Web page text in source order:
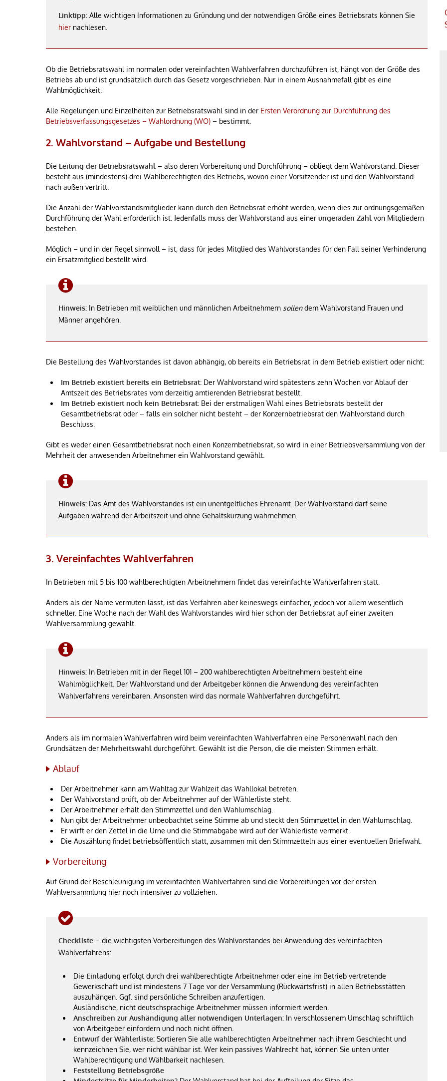
Linktipp: Alle wichtigen Informationen zu Gründung und der notwendigen Größe eines Betriebsrats können Sie
hier nachlesen.
Ob die Betriebsratswahl im normalen oder vereinfachten Wahlverfahren durchzuführen ist, hängt von der Größe des
Betriebs ab und ist grundsätzlich durch das Gesetz vorgeschrieben. Nur in einem Ausnahmefall gibt es eine
Wahlmöglichkeit.
Alle Regelungen und Einzelheiten zur Betriebsratswahl sind in der Ersten Verordnung zur Durchführung des
Betriebsverfassungsgesetzes – Wahlordnung (WO) – bestimmt.
2. Wahlvorstand – Aufgabe und Bestellung
Die Leitung der Betriebsratswahl – also deren Vorbereitung und Durchführung – obliegt dem Wahlvorstand. Dieser
besteht aus (mindestens) drei Wahlberechtigten des Betriebs, wovon einer Vorsitzender ist und den Wahlvorstand
nach außen vertritt.
Die Anzahl der Wahlvorstandsmitglieder kann durch den Betriebsrat erhöht werden, wenn dies zur ordnungsgemäßen
Durchführung der Wahl erforderlich ist. Jedenfalls muss der Wahlvorstand aus einer ungeraden Zahl von Mitgliedern
bestehen.
Möglich – und in der Regel sinnvoll – ist, dass für jedes Mitglied des Wahlvorstandes für den Fall seiner Verhinderung
ein Ersatzmitglied bestellt wird.
Hinweis: In Betrieben mit weiblichen und männlichen Arbeitnehmern sollendem Wahlvorstand Frauen und
Männer angehören.
Die Bestellung des Wahlvorstandes ist davon abhängig, ob bereits ein Betriebsrat in dem Betrieb existiert oder nicht:
Im Betrieb existiert bereits ein Betriebsrat: Der Wahlvorstand wird spätestens zehn Wochen vor Ablauf der
Amtszeit des Betriebsrates vom derzeitig amtierenden Betriebsrat bestellt.
Im Betrieb existiert noch kein Betriebsrat: Bei der erstmaligen Wahl eines Betriebsrats bestellt der
Gesamtbetriebsrat oder – falls ein solcher nicht besteht – der Konzernbetriebsrat den Wahlvorstand durch
Beschluss.
Gibt es weder einen Gesamtbetriebsrat noch einen Konzernbetriebsrat, so wird in einer Betriebsversammlung von der
Mehrheit der anwesenden Arbeitnehmer ein Wahlvorstand gewählt.
Hinweis: Das Amt des Wahlvorstandes ist ein unentgeltliches Ehrenamt. Der Wahlvorstand darf seine
Aufgaben während der Arbeitszeit und ohne Gehaltskürzung wahrnehmen.
3. Vereinfachtes Wahlverfahren
In Betrieben mit 5 bis 100 wahlberechtigten Arbeitnehmern findet das vereinfachte Wahlverfahren statt.
Anders als der Name vermuten lässt, ist das Verfahren aber keineswegs einfacher, jedoch vor allem wesentlich
schneller. Eine Woche nach der Wahl des Wahlvorstandes wird hier schon der Betriebsrat auf einer zweiten
Wahlversammlung gewählt.
Hinweis: In Betrieben mit in der Regel 101 – 200 wahlberechtigten Arbeitnehmern besteht eine
Wahlmöglichkeit. Der Wahlvorstand und der Arbeitgeber können die Anwendung des vereinfachten
Wahlverfahrens vereinbaren. Ansonsten wird das normale Wahlverfahren durchgeführt.
Anders als im normalen Wahlverfahren wird beim vereinfachten Wahlverfahren eine Personenwahl nach den
Grundsätzen der Mehrheitswahl durchgeführt. Gewählt ist die Person, die die meisten Stimmen erhält.
Ablauf
Der Arbeitnehmer kann am Wahltag zur Wahlzeit das Wahllokal betreten.
Der Wahlvorstand prüft, ob der Arbeitnehmer auf der Wählerliste steht.
Der Arbeitnehmer erhält den Stimmzettel und den Wahlumschlag.
Nun gibt der Arbeitnehmer unbeobachtet seine Stimme ab und steckt den Stimmzettel in den Wahlumschlag.
Er wirft er den Zettel in die Urne und die Stimmabgabe wird auf der Wählerliste vermerkt.
Die Auszählung findet betriebsöffentlich statt, zusammen mit den Stimmzetteln aus einer eventuellen Briefwahl.
Vorbereitung
Auf Grund der Beschleunigung im vereinfachten Wahlverfahren sind die Vorbereitungen vor der ersten
Wahlversammlung hier noch intensiver zu vollziehen.
Checkliste – die wichtigsten Vorbereitungen des Wahlvorstandes bei Anwendung des vereinfachten
Wahlverfahrens:
Die Einladung erfolgt durch drei wahlberechtigte Arbeitnehmer oder eine im Betrieb vertretende
Gewerkschaft und ist mindestens 7 Tage vor der Versammlung (Rückwärtsfrist) in allen Betriebsstätten
auszuhängen. Ggf. sind persönliche Schreiben anzufertigen.
Ausländische, nicht deutschsprachige Arbeitnehmer müssen informiert werden.
Anschreiben zur Aushändigung aller notwendigen Unterlagen: In verschlossenem Umschlag schriftlich
von Arbeitgeber einfordern und noch nicht öffnen.
Entwurf der Wählerliste: Sortieren Sie alle wahlberechtigten Arbeitnehmer nach ihrem Geschlecht und
kennzeichnen Sie, wer nicht wählbar ist. Wer kein passives Wahlrecht hat, können Sie unten unter
Wahlberechtigung und Wählbarkeit nachlesen.
Feststellung Betriebsgröße